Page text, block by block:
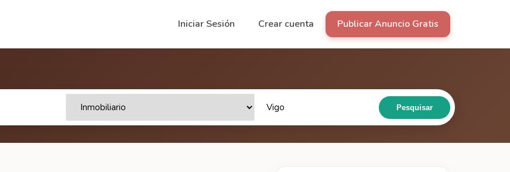
Iniciar Sesión Crear cuenta Publicar Anuncio Gratis
Pesquisar